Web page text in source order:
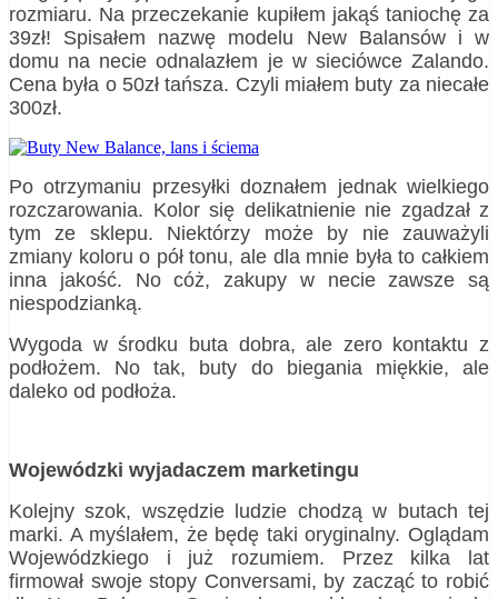
rozmiaru. Na przeczekanie kupiłem jakąś taniochę za
39zł! Spisałem nazwę modelu New Balansów i w
domu na necie odnalazłem je w sieciówce Zalando.
Cena była o 50zł tańsza. Czyli miałem buty za niecałe
300zł.
Po otrzymaniu przesyłki doznałem jednak wielkiego
rozczarowania. Kolor się delikatnienie nie zgadzał z
tym ze sklepu. Niektórzy może by nie zauważyli
zmiany koloru o pół tonu, ale dla mnie była to całkiem
inna jakość. No cóż, zakupy w necie zawsze są
niespodzianką.
Wygoda w środku buta dobra, ale zero kontaktu z
podłożem. No tak, buty do biegania miękkie, ale
daleko od podłoża.
Wojewódzki wyjadaczem marketingu
Kolejny szok, wszędzie ludzie chodzą w butach tej
marki. A myślałem, że będę taki oryginalny. Oglądam
Wojewódzkiego i już rozumiem. Przez kilka lat
firmował swoje stopy Conversami, by zacząć to robić